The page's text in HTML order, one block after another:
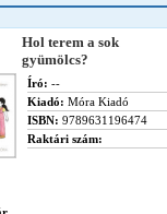
Hol terem a sok
gyümölcs?
Író: --
Kiadó: Móra Kiadó
ISBN: 9789631196474
Raktári szám: